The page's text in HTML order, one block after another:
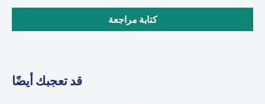
كتابة مراجعة
قد تعجبك أيضًا